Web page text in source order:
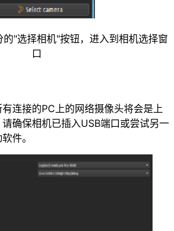
"选择相机"按钮，进入到相机选择窗
口
连接的PC上的网络摄像头将会是上
确保相机已插入USB端口或尝试另一
件。